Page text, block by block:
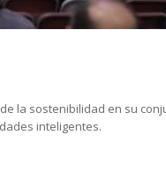
la sostenibilidad en su
inteligentes.